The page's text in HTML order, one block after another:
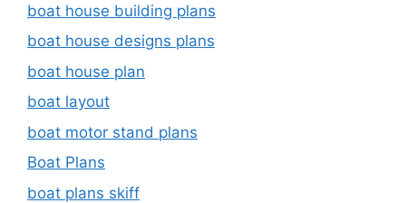
boat house building plans
boat house designs plans
boat house plan
boat layout
boat motor stand plans
Boat Plans
boat plans skiff